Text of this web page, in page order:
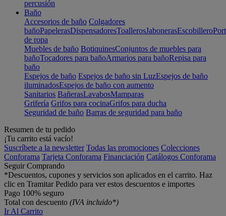
percusión
Baño
Accesorios de baño Colgadores
bañoPapelerasDispensadoresToallerosJabonerasEscobillero
de ropa
Muebles de baño BotiquinesConjuntos de muebles para
bañoTocadores para bañoArmarios para bañoRepisa para
baño
Espejos de baño Espejos de baño sin LuzEspejos de baño
iluminadosEspejos de baño con aumento
Sanitarios BañerasLavabosMamparas
Grifería Grifos para cocinaGrifos para ducha
Seguridad de baño Barras de seguridad para baño
Resumen de tu pedido
¡Tu carrito está vacío!
Suscríbete a la newsletter Todas las promociones Colecciones
Conforama Tarjeta Conforama Financiación Catálogos Conforama
Seguir Comprando
*Descuentos, cupones y servicios son aplicados en el carrito. Haz
clic en Tramitar Pedido para ver estos descuentos e importes
Pago 100% seguro
Total con descuento (IVA incluido*)
Ir Al Carrito